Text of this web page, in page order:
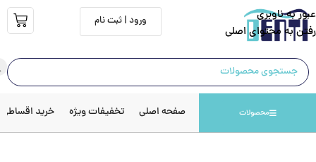
عبور به ناوبری
رفتن به محتوای اصلی
ورود | ثبت نام
محصولات صفحه اصلی تخفیفات ویژه خرید اقساطی